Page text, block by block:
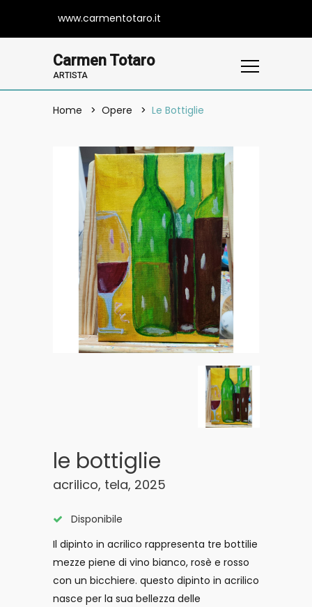
www.carmentotaro.it
Carmen Totaro
ARTISTA
Home Opere Le Bottiglie
le bottiglie
acrilico, tela, 2025
Disponibile
Il dipinto in acrilico rappresenta tre bottilie
mezze piene di vino bianco, rosè e rosso
con un bicchiere. questo dipinto in acrilico
nasce per la sua bellezza delle